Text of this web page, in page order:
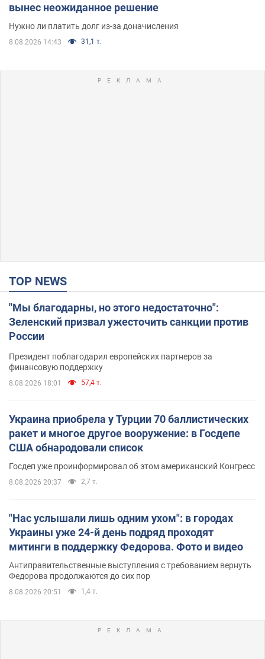
вынес неожиданное решение
Нужно ли платить долг из-за доначисления
8.08.2026 14:43 31,1 т.
TOP NEWS
"Мы благодарны, но этого недостаточно":
Зеленский призвал ужесточить санкции против
России
Президент поблагодарил европейских партнеров за
финансовую поддержку
8.08.2026 18:01 57,4 т.
Украина приобрела у Турции 70 баллистических
ракет и многое другое вооружение: в Госдепе
США обнародовали список
Госдеп уже проинформировал об этом американский Конгресс
8.08.2026 20:37 2,7 т.
"Нас услышали лишь одним ухом": в городах
Украины уже 24-й день подряд проходят
митинги в поддержку Федорова. Фото и видео
Антиправительственные выступления с требованием вернуть
Федорова продолжаются до сих пор
8.08.2026 20:51 1,4 т.